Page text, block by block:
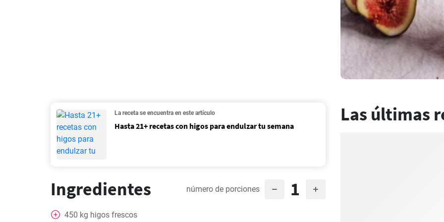
La receta se encuentra en este artículo
Hasta 21+ recetas con higos para endulzar tu semana
Ingredientes número de porciones 1
450 kg higos frescos
Las últimas